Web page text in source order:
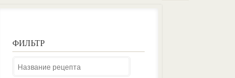
ФИЛЬТР